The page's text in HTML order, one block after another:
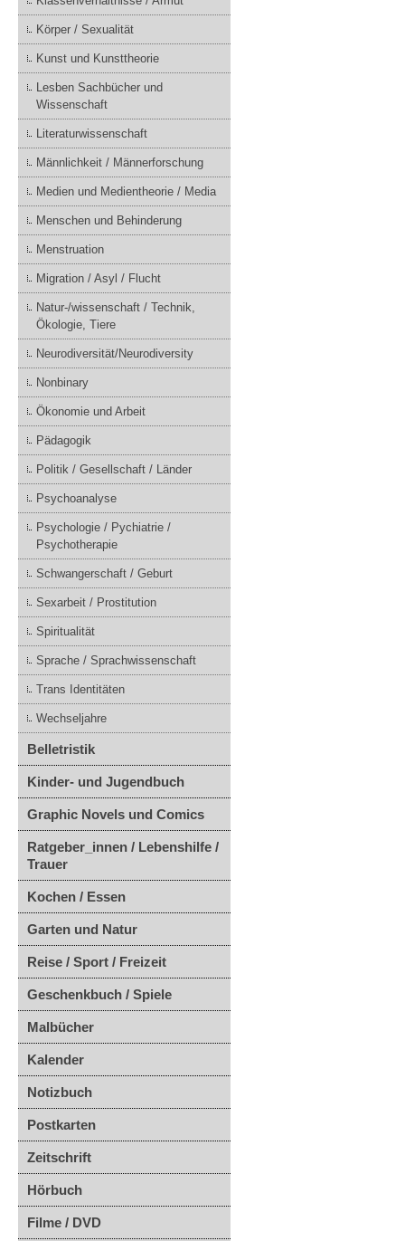
Körper / Sexualität
Kunst und Kunsttheorie
Lesben Sachbücher und
Wissenschaft
Literaturwissenschaft
Männlichkeit / Männerforschung
Medien und Medientheorie / Media
Menschen und Behinderung
Menstruation
Migration / Asyl / Flucht
Natur-/wissenschaft / Technik,
Ökologie, Tiere
Neurodiversität/Neurodiversity
Nonbinary
Ökonomie und Arbeit
Pädagogik
Politik / Gesellschaft / Länder
Psychoanalyse
Psychologie / Pychiatrie /
Psychotherapie
Schwangerschaft / Geburt
Sexarbeit / Prostitution
Spiritualität
Sprache / Sprachwissenschaft
Trans Identitäten
Wechseljahre
Belletristik
Kinder- und Jugendbuch
Graphic Novels und Comics
Ratgeber_innen / Lebenshilfe /
Trauer
Kochen / Essen
Garten und Natur
Reise / Sport / Freizeit
Geschenkbuch / Spiele
Malbücher
Kalender
Notizbuch
Postkarten
Zeitschrift
Hörbuch
Filme / DVD